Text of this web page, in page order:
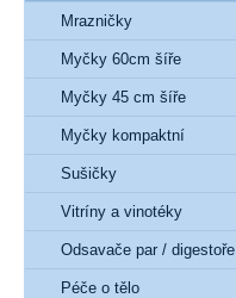
Mrazničky
Myčky 60cm šíře
Myčky 45 cm šíře
Myčky kompaktní
Sušičky
Vitríny a vinotéky
Odsavače par / digestoře
Péče o tělo